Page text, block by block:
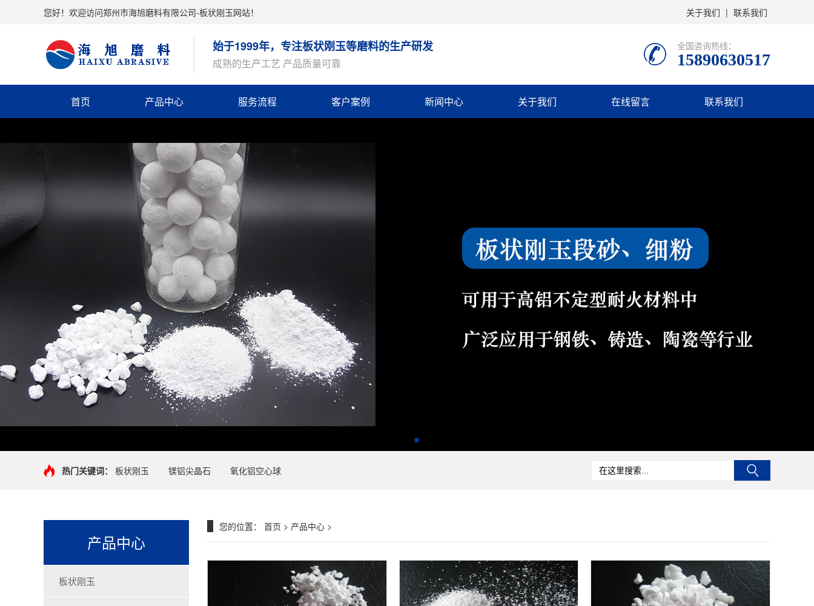
您好！欢迎访问郑州市海旭磨料有限公司-板状刚玉网站！ 关于我们 | 联系我们
始于1999年，专注板状刚玉等磨料的生产研发
成熟的生产工艺 产品质量可靠
全国咨询热线：
15890630517
首页 产品中心 服务流程 客户案例 新闻中心 关于我们 在线留言 联系我们
热门关键词： 板状刚玉 镁铝尖晶石 氧化铝空心球
产品中心
板状刚玉
您的位置： 首页 > 产品中心 >